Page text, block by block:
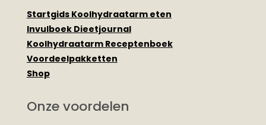
Startgids Koolhydraatarm eten
Invulboek Dieetjournal
Koolhydraatarm Receptenboek
Voordeelpakketten
Shop
Onze voordelen